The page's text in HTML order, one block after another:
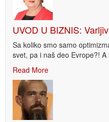
UVOD U BIZNIS:
Sa koliko smo samo
svet, pa i naš deo Evrope?! A
Read More